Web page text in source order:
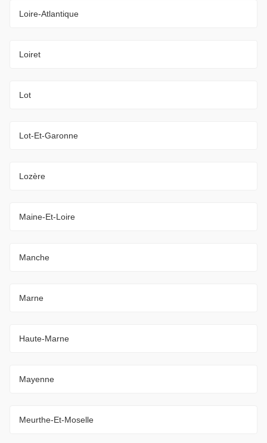
Loire-Atlantique
Loiret
Lot
Lot-Et-Garonne
Lozère
Maine-Et-Loire
Manche
Marne
Haute-Marne
Mayenne
Meurthe-Et-Moselle